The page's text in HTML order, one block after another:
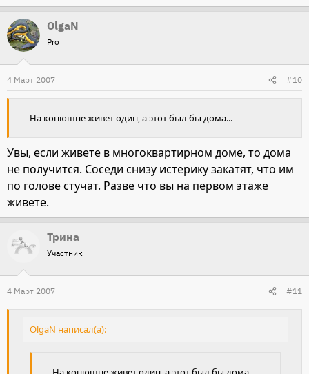
OlgaN
Pro
4 Март 2007 #10
На конюшне живет один, а этот был бы дома...
Увы, если живете в многоквартирном доме, то дома
не получится. Соседи снизу истерику закатят, что им
по голове стучат. Разве что вы на первом этаже
живете.
Трина
Участник
4 Март 2007 #11
OlgaN написал(а):